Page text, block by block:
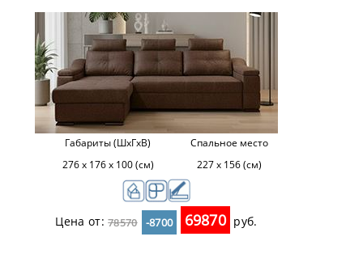
Габариты (ШхГхВ)
276 х 176 х 100 (см)
Спальное место
227 х 156 (см)
Цена от:78570 -8700 69870 руб.